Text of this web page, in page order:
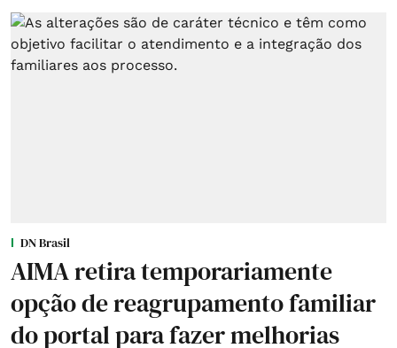
DN Brasil
AIMA retira temporariamente
opção de reagrupamento familiar
do portal para fazer melhorias